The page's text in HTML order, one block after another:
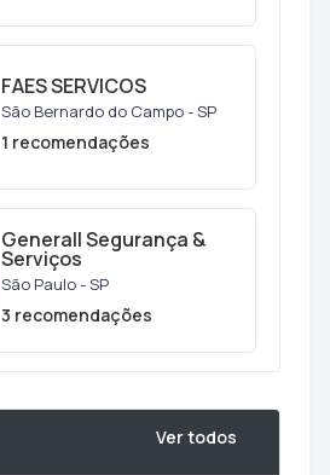
FAES SERVICOS
São Bernardo do Campo - SP
1 recomendações
Generall Segurança &
Serviços
São Paulo - SP
3 recomendações
Ver todos